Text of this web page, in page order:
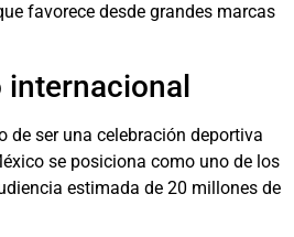
favorece desde grandes marcas
internacional
de ser una celebración deportiva
se posiciona como uno de los
estimada de 20 millones de